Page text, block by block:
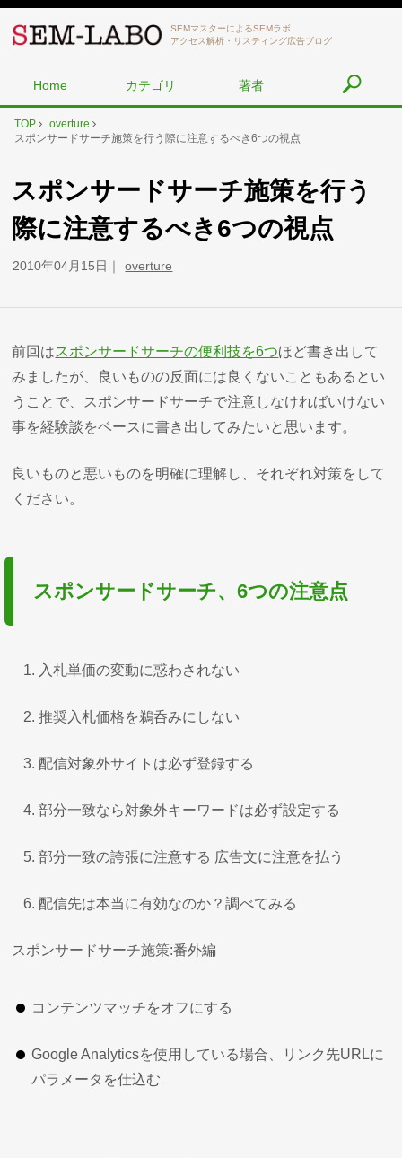
SEMマスターによるSEMラボ
アクセス解析・リスティング広告ブログ
Home カテゴリ 著者
TOP
overture
スポンサードサーチ施策を行う際に注意するべき6つの視点
スポンサードサーチ施策を行う
際に注意するべき6つの視点
2010年04月15日 overture
前回はスポンサードサーチの便利技を6つほど書き出して
みましたが、良いものの反面には良くないこともあるとい
うことで、スポンサードサーチで注意しなければいけない
事を経験談をベースに書き出してみたいと思います。
良いものと悪いものを明確に理解し、それぞれ対策をして
ください。
スポンサードサーチ、6つの注意点
入札単価の変動に惑わされない
推奨入札価格を鵜呑みにしない
配信対象外サイトは必ず登録する
部分一致なら対象外キーワードは必ず設定する
部分一致の誇張に注意する 広告文に注意を払う
配信先は本当に有効なのか？調べてみる
スポンサードサーチ施策:番外編
コンテンツマッチをオフにする
Google Analyticsを使用している場合、リンク先URLに
パラメータを仕込む